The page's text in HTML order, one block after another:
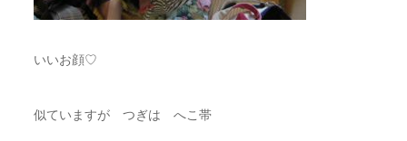
いいお顔♡
似ていますが つぎは へこ帯